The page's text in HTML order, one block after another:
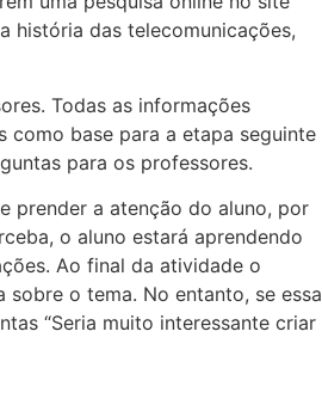
história das telecomunicações,
Todas as informações
como base para a etapa seguinte
para os professores.
prender a atenção do aluno, por
o aluno estará aprendendo
Ao final da atividade o
o tema. No entanto, se essa
“Seria muito interessante criar